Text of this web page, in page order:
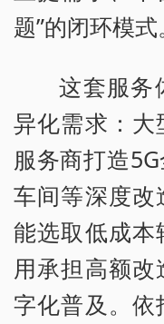
题”的闭环模式。
这套服务
异化需求：
服务商打造
车间等深度
能选取低成本
用承担高额
字化普及。